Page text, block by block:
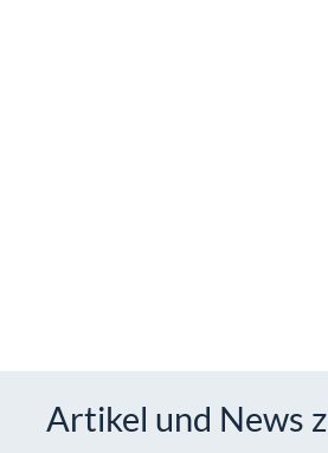
Artikel und News